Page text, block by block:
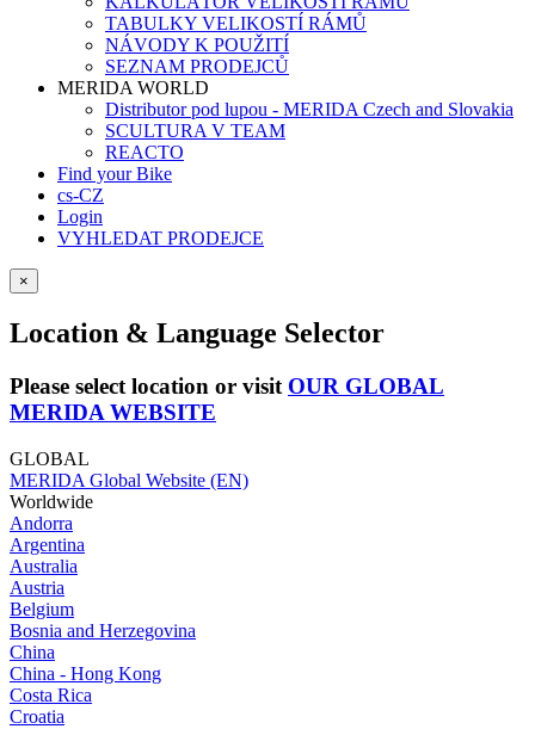
TABULKY VELIKOSTÍ RÁMŮ
NÁVODY K POUŽITÍ
SEZNAM PRODEJCŮ
MERIDA WORLD
Distributor pod lupou - MERIDA Czech and Slovakia
SCULTURA V TEAM
REACTO
Find your Bike
cs-CZ
Login
VYHLEDAT PRODEJCE
×
Location & Language Selector
Please select location or visit OUR GLOBAL
MERIDA WEBSITE
GLOBAL
MERIDA Global Website (EN)
Worldwide
Andorra
Argentina
Australia
Austria
Belgium
Bosnia and Herzegovina
China
China - Hong Kong
Costa Rica
Croatia